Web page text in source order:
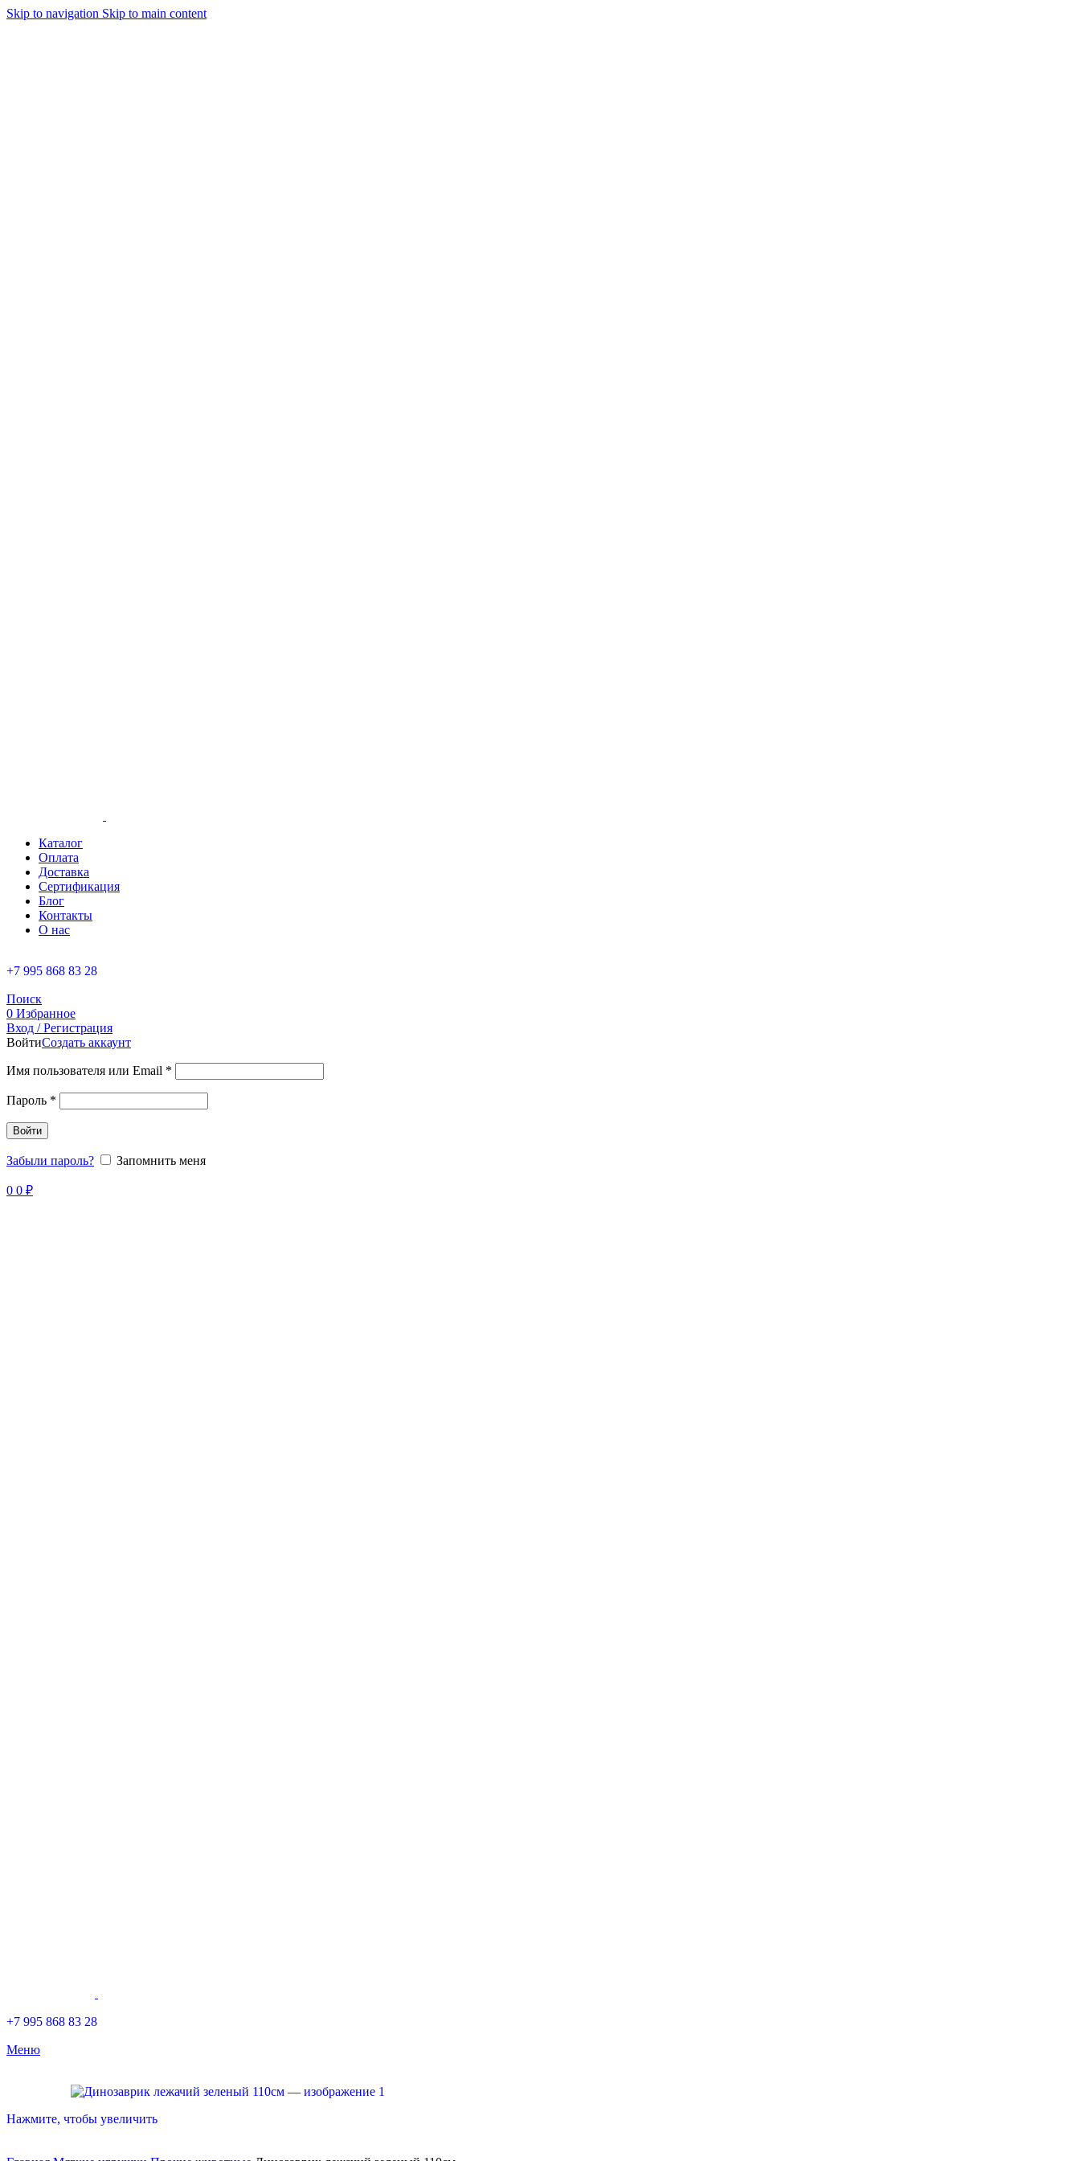
Skip to navigation Skip to main content
Каталог
Оплата
Доставка
Сертификация
Блог
Контакты
О нас
+7 995 868 83 28
Поиск
0 Избранное
Вход / Регистрация
ВойтиСоздать аккаунт
Имя пользователя или Email *
Пароль *
Войти
Забыли пароль? Запомнить меня
0 0 ₽
+7 995 868 83 28
Меню
Нажмите, чтобы увеличить